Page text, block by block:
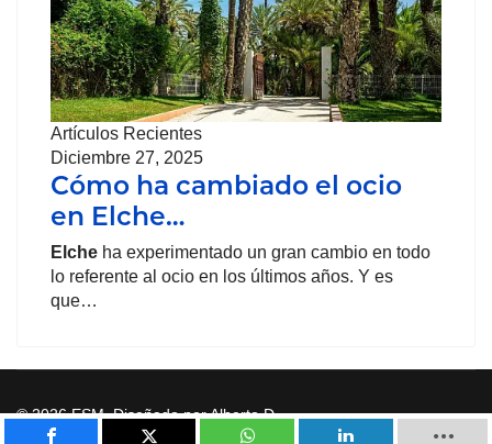
Artículos Recientes
Diciembre 27, 2025
Cómo ha cambiado el ocio
en Elche…
Elche ha experimentado un gran cambio en todo
lo referente al ocio en los últimos años. Y es
que…
© 2026 ESM. Diseñado por Alberto D.